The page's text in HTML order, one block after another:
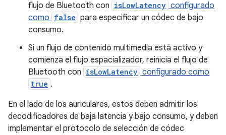
flujo de Bluetooth con isLowLatency configurado
como false para especificar un códec de bajo
consumo.
Si un flujo de contenido multimedia está activo y
comienza el flujo espacializador, reinicia el flujo de
Bluetooth con isLowLatency configurado como
true .
En el lado de los auriculares, estos deben admitir los
decodificadores de baja latencia y bajo consumo, y deben
implementar el protocolo de selección de códec